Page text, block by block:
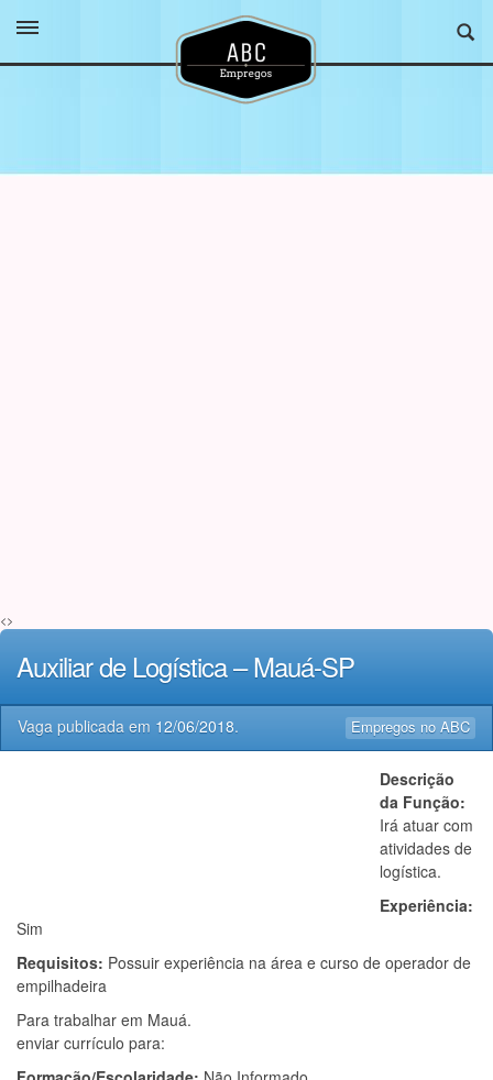
<>
Auxiliar de Logística – Mauá-SP
Empregos no ABC
Vaga publicada em 12/06/2018.
Descrição
da Função:
Irá atuar com
atividades de
logística.
Experiência:
Sim
Requisitos: Possuir experiência na área e curso de operador de
empilhadeira
Para trabalhar em Mauá.
enviar currículo para: